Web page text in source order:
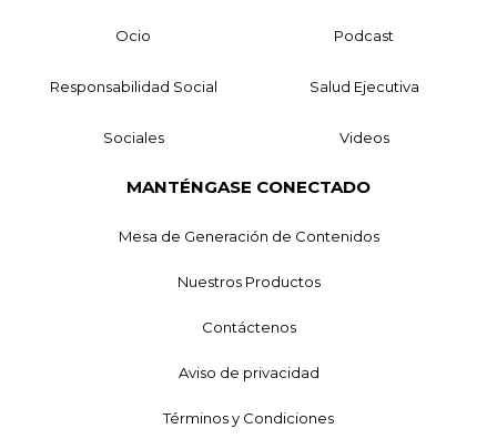
Ocio Podcast
Responsabilidad Social Salud Ejecutiva
Sociales Videos
MANTÉNGASE CONECTADO
Mesa de Generación de Contenidos
Nuestros Productos
Contáctenos
Aviso de privacidad
Términos y Condiciones